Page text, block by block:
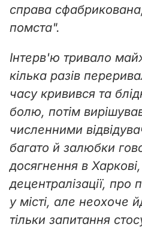
справа
помста".
Інтерв'ю тривало
кілька разів
часу кривився та
болю, потім
численними
багато й залюбки
досягнення в
децентралізації, про
у місті, але неохоче
тільки запитання